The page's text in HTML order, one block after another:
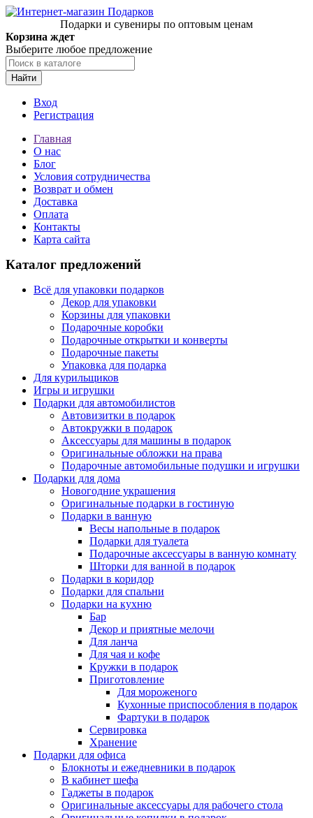
Подарки и сувениры по оптовым ценам
Корзина ждет
Выберите любое предложение
Найти
Вход
Регистрация
Главная
О нас
Блог
Условия сотрудничества
Возврат и обмен
Доставка
Оплата
Контакты
Карта сайта
Каталог предложений
Всё для упаковки подарков
Декор для упаковки
Корзины для упаковки
Подарочные коробки
Подарочные открытки и конверты
Подарочные пакеты
Упаковка для подарка
Для курильщиков
Игры и игрушки
Подарки для автомобилистов
Автовизитки в подарок
Автокружки в подарок
Аксессуары для машины в подарок
Оригинальные обложки на права
Подарочные автомобильные подушки и игрушки
Подарки для дома
Новогодние украшения
Оригинальные подарки в гостиную
Подарки в ванную
Весы напольные в подарок
Подарки для туалета
Подарочные аксессуары в ванную комнату
Шторки для ванной в подарок
Подарки в коридор
Подарки для спальни
Подарки на кухню
Бар
Декор и приятные мелочи
Для ланча
Для чая и кофе
Кружки в подарок
Приготовление
Для мороженого
Кухонные приспособления в подарок
Фартуки в подарок
Сервировка
Хранение
Подарки для офиса
Блокноты и ежедневники в подарок
В кабинет шефа
Гаджеты в подарок
Оригинальные аксессуары для рабочего стола